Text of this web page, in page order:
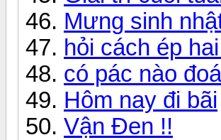
Mưng sinh
hỏi cách ép
có pác nào
Hôm nay đi bãi
Vận Đen !!